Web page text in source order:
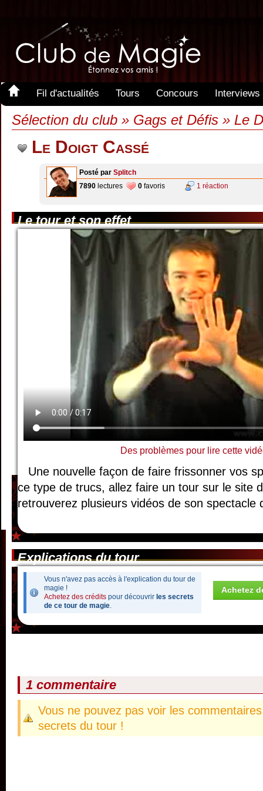
Fil d'actualités Tours Concours Interviews
Sélection du club » Gags et Défis » Le
Le Doigt Cassé
Posté par Splitch
7890 lectures 0 favoris 1 réaction
Le tour et son effet
Des problèmes pour lire cette
Une nouvelle façon de faire frissonner vos
ce type de trucs, allez faire un tour sur le site
retrouverez plusieurs vidéos de son spectacle
Explications du tour
Vous n'avez pas accès à l'explication du tour de
magie !
Achetez des crédits pour découvrir les secrets
de ce tour de magie.
Achetez
1 commentaire
Vous ne pouvez pas voir les
secrets du tour !